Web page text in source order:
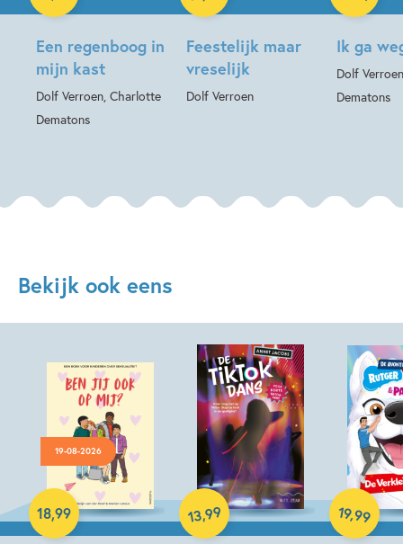
Een regenboog in
mijn kast
Dolf Verroen, Charlotte
Dematons
Feestelijk maar
vreselijk
Dolf Verroen
Ik ga
Dolf
Dematons
Bekijk ook eens
19-08-2026
18,99
Hardcover 13,99
Hardcover
19,99
Hardcover